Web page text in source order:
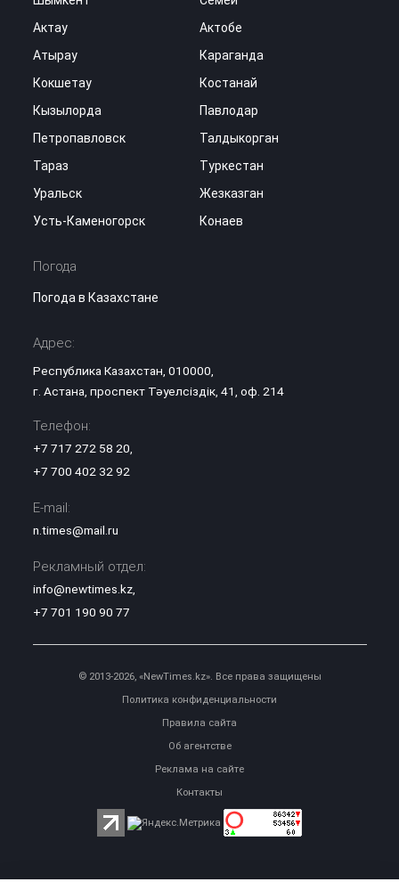
Актау
Актобе
Атырау
Караганда
Кокшетау
Костанай
Кызылорда
Павлодар
Петропавловск
Талдыкорган
Тараз
Туркестан
Уральск
Жезказган
Усть-Каменогорск
Конаев
Погода
Погода в Казахстане
Адрес:
Республика Казахстан, 010000,
г. Астана, проспект Тәуелсіздік, 41, оф. 214
Телефон:
+7 717 272 58 20,
+7 700 402 32 92
E-mail:
n.times@mail.ru
Рекламный отдел:
info@newtimes.kz,
+7 701 190 90 77
© 2013-2026, «NewTimes.kz». Все права защищены
Политика конфиденциальности
Правила сайта
Об агентстве
Реклама на сайте
Контакты